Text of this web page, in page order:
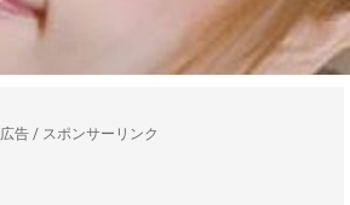
広告 / スポンサーリンク